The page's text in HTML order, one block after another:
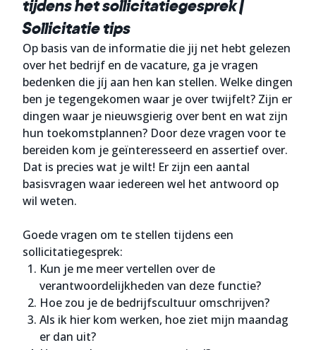
tijdens het sollicitatiegesprek |
Sollicitatie tips
Op basis van de informatie die jij net hebt gelezen
over het bedrijf en de vacature, ga je vragen
bedenken die jíj aan hen kan stellen. Welke dingen
ben je tegengekomen waar je over twijfelt? Zijn er
dingen waar je nieuwsgierig over bent en wat zijn
hun toekomstplannen? Door deze vragen voor te
bereiden kom je geïnteresseerd en assertief over.
Dat is precies wat je wilt! Er zijn een aantal
basisvragen waar iedereen wel het antwoord op
wil weten.
Goede vragen om te stellen tijdens een
sollicitatiegesprek:
Kun je me meer vertellen over de
verantwoordelijkheden van deze functie?
Hoe zou je de bedrijfscultuur omschrijven?
Als ik hier kom werken, hoe ziet mijn maandag
er dan uit?